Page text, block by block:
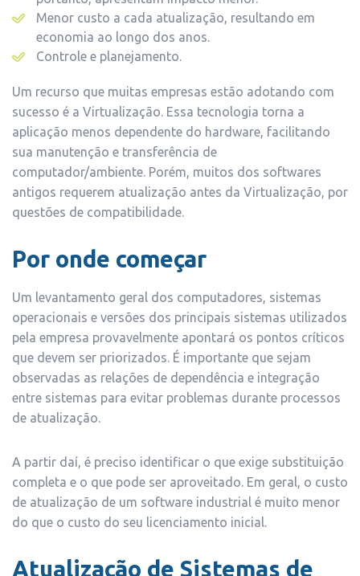
Menor custo a cada atualização, resultando em
economia ao longo dos anos.
Controle e planejamento.
Um recurso que muitas empresas estão adotando com
sucesso é a Virtualização. Essa tecnologia torna a
aplicação menos dependente do hardware, facilitando
sua manutenção e transferência de
computador/ambiente. Porém, muitos dos softwares
antigos requerem atualização antes da Virtualização, por
questões de compatibilidade.
Por onde começar
Um levantamento geral dos computadores, sistemas
operacionais e versões dos principais sistemas utilizados
pela empresa provavelmente apontará os pontos críticos
que devem ser priorizados. É importante que sejam
observadas as relações de dependência e integração
entre sistemas para evitar problemas durante processos
de atualização.
A partir daí, é preciso identificar o que exige substituição
completa e o que pode ser aproveitado. Em geral, o custo
de atualização de um software industrial é muito menor
do que o custo do seu licenciamento inicial.
Atualização de Sistemas de